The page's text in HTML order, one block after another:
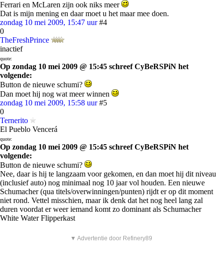
Ferrari en McLaren zijn ook niks meer
Dat is mijn mening en daar moet u het maar mee doen.
zondag 10 mei 2009, 15:47 uur #4
0
TheFreshPrince
inactief
quote:
Op zondag 10 mei 2009 @ 15:45 schreef CyBeRSPiN het
volgende:
Button de nieuwe schumi?
Dan moet hij nog wat meer winnen
zondag 10 mei 2009, 15:58 uur #5
0
Ternerito
El Pueblo Vencerá
quote:
Op zondag 10 mei 2009 @ 15:45 schreef CyBeRSPiN het
volgende:
Button de nieuwe schumi?
Nee, daar is hij te langzaam voor gekomen, en dan moet hij dit niveau
(inclusief auto) nog minimaal nog 10 jaar vol houden. Een nieuwe
Schumacher (qua titels/overwinningen/punten) rijdt er op dit moment
niet rond. Vettel misschien, maar ik denk dat het nog heel lang zal
duren voordat er weer iemand komt zo dominant als Schumacher
White Water Flipperkast
▼ Advertentie door Refinery89